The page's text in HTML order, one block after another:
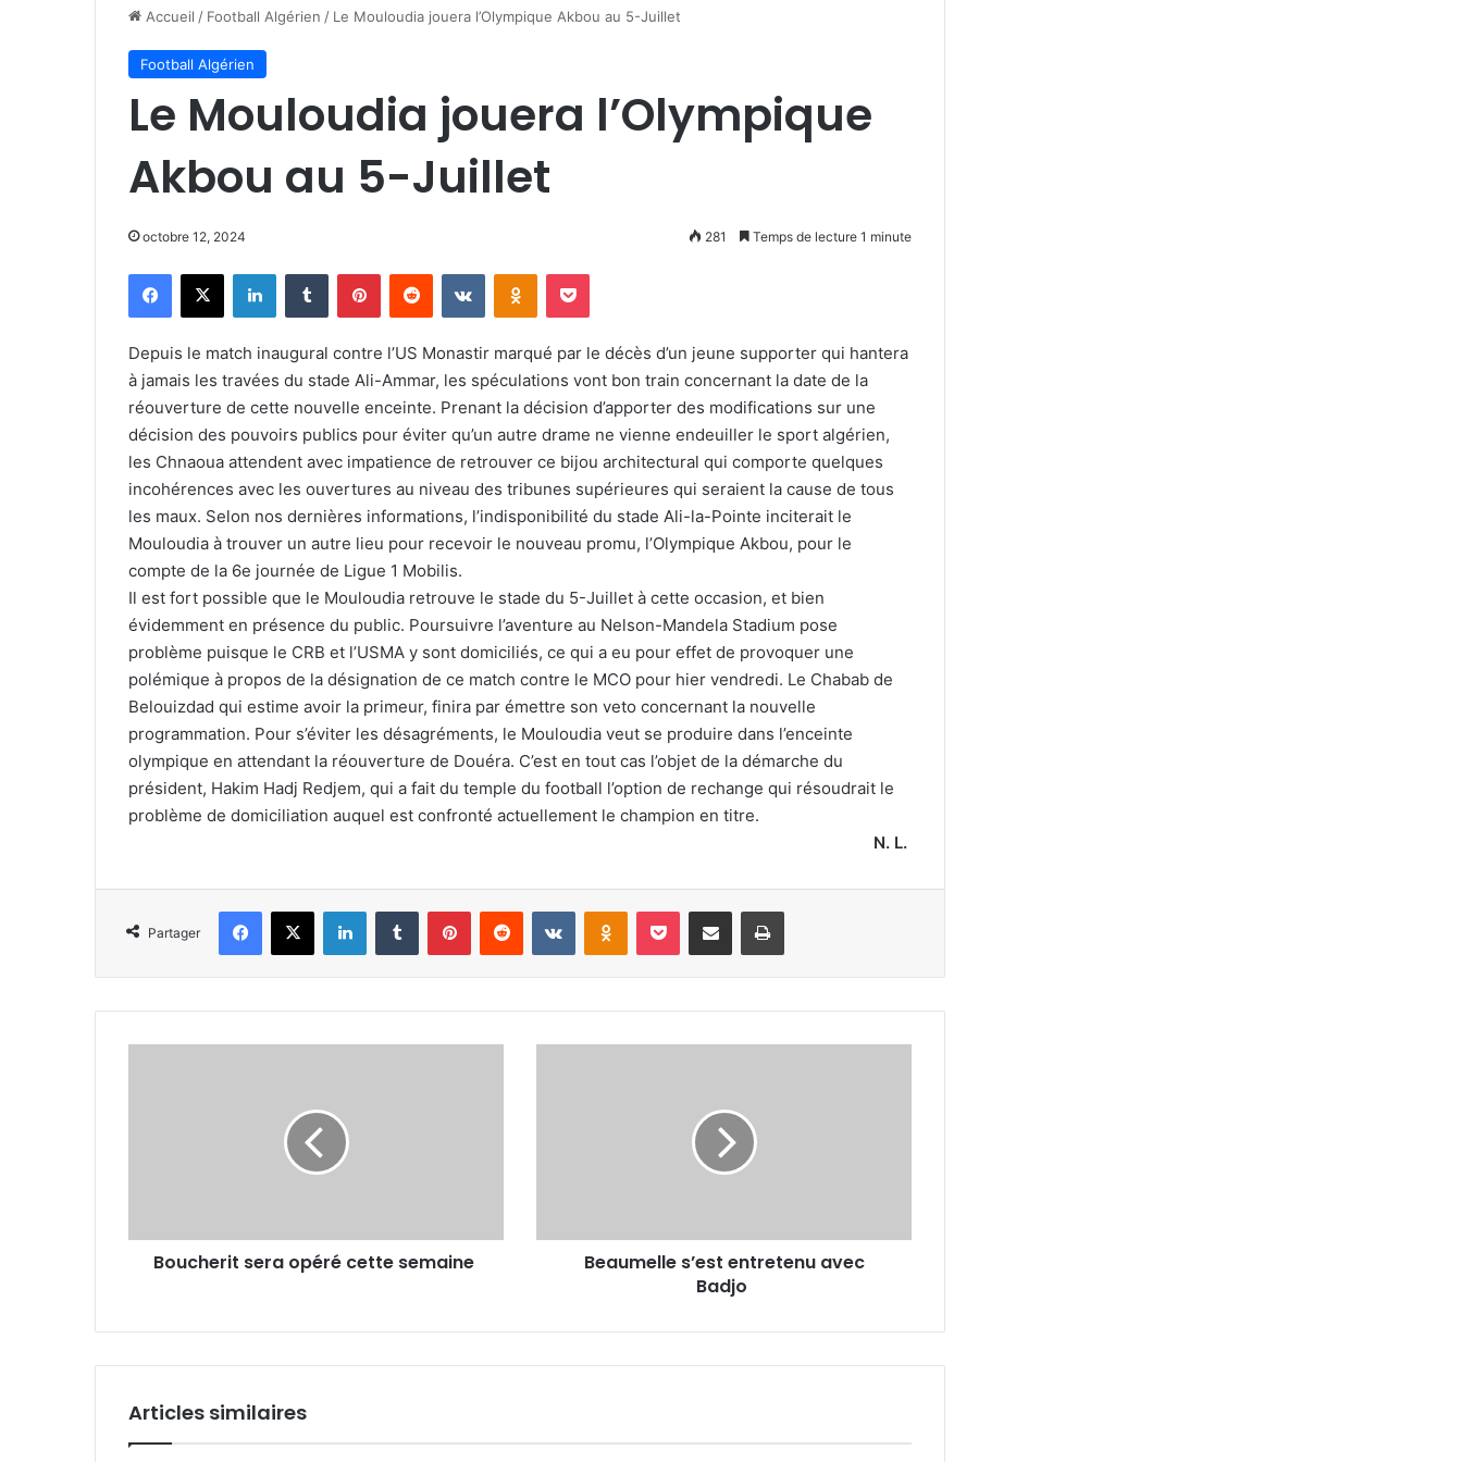
Accueil / Football Algérien / Le Mouloudia jouera l’Olympique Akbou au 5-Juillet
Football Algérien
Le Mouloudia jouera l’Olympique
Akbou au 5-Juillet
octobre 12, 2024 281 Temps de lecture 1 minute
Facebook
X LinkedinTumblr PinterestReddit VKontakteOdnoklassniki
Pocket
Depuis le match inaugural contre l’US Monastir marqué par le décès d’un jeune supporter qui hantera
à jamais les travées du stade Ali-Ammar, les spéculations vont bon train concernant la date de la
réouverture de cette nouvelle enceinte. Prenant la décision d’apporter des modifications sur une
décision des pouvoirs publics pour éviter qu’un autre drame ne vienne endeuiller le sport algérien,
les Chnaoua attendent avec impatience de retrouver ce bijou architectural qui comporte quelques
incohérences avec les ouvertures au niveau des tribunes supérieures qui seraient la cause de tous
les maux. Selon nos dernières informations, l’indisponibilité du stade Ali-la-Pointe inciterait le
Mouloudia à trouver un autre lieu pour recevoir le nouveau promu, l’Olympique Akbou, pour le
compte de la 6e journée de Ligue 1 Mobilis.
Il est fort possible que le Mouloudia retrouve le stade du 5-Juillet à cette occasion, et bien
évidemment en présence du public. Poursuivre l’aventure au Nelson-Mandela Stadium pose
problème puisque le CRB et l’USMA y sont domiciliés, ce qui a eu pour effet de provoquer une
polémique à propos de la désignation de ce match contre le MCO pour hier vendredi. Le Chabab de
Belouizdad qui estime avoir la primeur, finira par émettre son veto concernant la nouvelle
programmation. Pour s’éviter les désagréments, le Mouloudia veut se produire dans l’enceinte
olympique en attendant la réouverture de Douéra. C’est en tout cas l’objet de la démarche du
président, Hakim Hadj Redjem, qui a fait du temple du football l’option de rechange qui résoudrait le
problème de domiciliation auquel est confronté actuellement le champion en titre.
N. L.
Partager
Facebook
X LinkedinTumblr PinterestReddit VKontakteOdnoklassniki
Pocket Partager par email Imprimer
Boucherit sera opéré cette semaine
Beaumelle s’est entretenu avec
Badjo
Articles similaires